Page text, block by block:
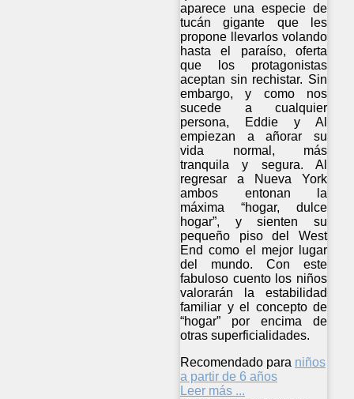
aparece una especie de
tucán gigante que les
propone llevarlos volando
hasta el paraíso, oferta
que los protagonistas
aceptan sin rechistar. Sin
embargo, y como nos
sucede a cualquier
persona, Eddie y Al
empiezan a añorar su
vida normal, más
tranquila y segura. Al
regresar a Nueva York
ambos entonan la
máxima “hogar, dulce
hogar”, y sienten su
pequeño piso del West
End como el mejor lugar
del mundo. Con este
fabuloso cuento los niños
valorarán la estabilidad
familiar y el concepto de
“hogar” por encima de
otras superficialidades.
Recomendado para niños
a partir de 6 años
Leer más ...